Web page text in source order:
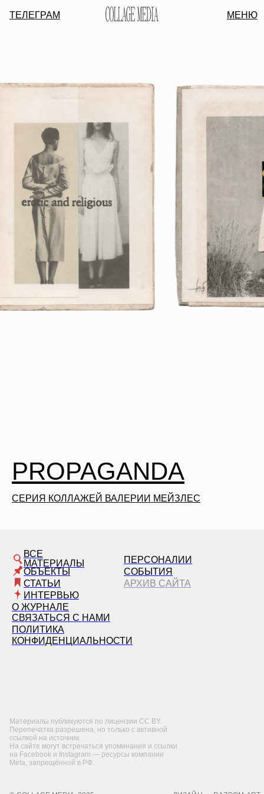
ТЕЛЕГРАМ МЕНЮ
СЕРИЯ КОЛЛАЖЕЙ ВАЛЕРИИ МЕЙЗЛЕС
PROPAGANDA
ВСЕ
МАТЕРИАЛЫ
ОБЪЕКТЫ
СТАТЬИ
ИНТЕРВЬЮ
ПЕРСОНАЛИИ
СОБЫТИЯ
АРХИВ САЙТА
О ЖУРНАЛЕ
СВЯЗАТЬСЯ С НАМИ
ПОЛИТИКА
КОНФИДЕНЦИАЛЬНОСТИ
Материалы публикуются по лицензии CC BY.
Перепечатка разрешена, но только с активной
ссылкой на источник.
На сайте могут встречаться упоминания и ссылки
на Facebook и Instagram — ресурсы компании
Meta, запрещённой в РФ.